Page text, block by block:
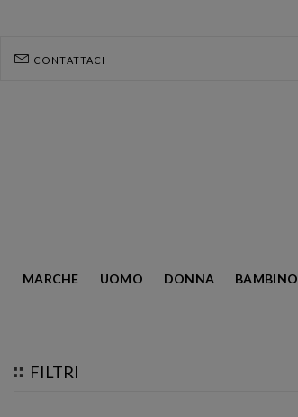
CONTATTACI
MARCHE UOMO DONNA BAMBINO
HOMEPAGE
ZANCAN
FILTRI